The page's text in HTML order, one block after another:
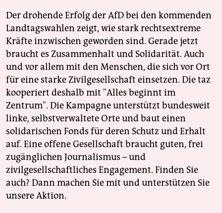
Der drohende Erfolg der AfD bei den kommenden
Landtagswahlen zeigt, wie stark rechtsextreme
Kräfte inzwischen geworden sind. Gerade jetzt
braucht es Zusammenhalt und Solidarität. Auch
und vor allem mit den Menschen, die sich vor Ort
für eine starke Zivilgesellschaft einsetzen. Die taz
kooperiert deshalb mit "Alles beginnt im
Zentrum". Die Kampagne unterstützt bundesweit
linke, selbstverwaltete Orte und baut einen
solidarischen Fonds für deren Schutz und Erhalt
auf. Eine offene Gesellschaft braucht guten, frei
zugänglichen Journalismus – und
zivilgesellschaftliches Engagement. Finden Sie
auch? Dann machen Sie mit und unterstützen Sie
unsere Aktion.